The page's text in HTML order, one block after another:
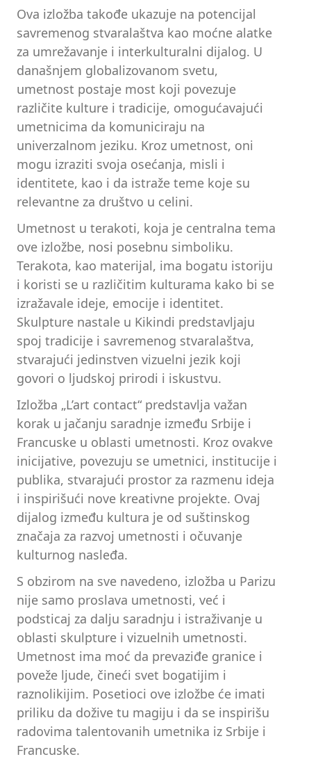
Ova izložba takođe ukazuje na potencijal
savremenog stvaralaštva kao moćne alatke
za umrežavanje i interkulturalni dijalog. U
današnjem globalizovanom svetu,
umetnost postaje most koji povezuje
različite kulture i tradicije, omogućavajući
umetnicima da komuniciraju na
univerzalnom jeziku. Kroz umetnost, oni
mogu izraziti svoja osećanja, misli i
identitete, kao i da istraže teme koje su
relevantne za društvo u celini.
Umetnost u terakoti, koja je centralna tema
ove izložbe, nosi posebnu simboliku.
Terakota, kao materijal, ima bogatu istoriju
i koristi se u različitim kulturama kako bi se
izražavale ideje, emocije i identitet.
Skulpture nastale u Kikindi predstavljaju
spoj tradicije i savremenog stvaralaštva,
stvarajući jedinstven vizuelni jezik koji
govori o ljudskoj prirodi i iskustvu.
Izložba „L’art contact“ predstavlja važan
korak u jačanju saradnje između Srbije i
Francuske u oblasti umetnosti. Kroz ovakve
inicijative, povezuju se umetnici, institucije i
publika, stvarajući prostor za razmenu ideja
i inspirišući nove kreativne projekte. Ovaj
dijalog između kultura je od suštinskog
značaja za razvoj umetnosti i očuvanje
kulturnog nasleđa.
S obzirom na sve navedeno, izložba u Parizu
nije samo proslava umetnosti, već i
podsticaj za dalju saradnju i istraživanje u
oblasti skulpture i vizuelnih umetnosti.
Umetnost ima moć da prevaziđe granice i
poveže ljude, čineći svet bogatijim i
raznolikijim. Posetioci ove izložbe će imati
priliku da dožive tu magiju i da se inspirišu
radovima talentovanih umetnika iz Srbije i
Francuske.